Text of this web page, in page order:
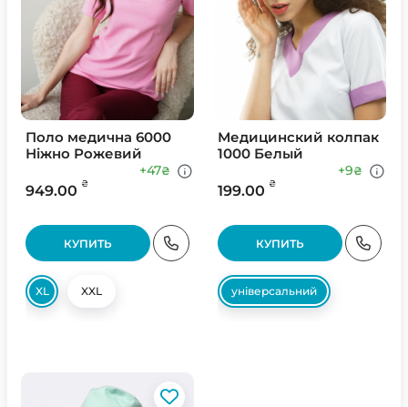
Поло медична 6000
Ніжно Рожевий
949.00 ₴
+47₴
КУПИТЬ
XL XXL
Медицинский колпак
1000 Белый
199.00 ₴
+9₴
КУПИТЬ
універсальний